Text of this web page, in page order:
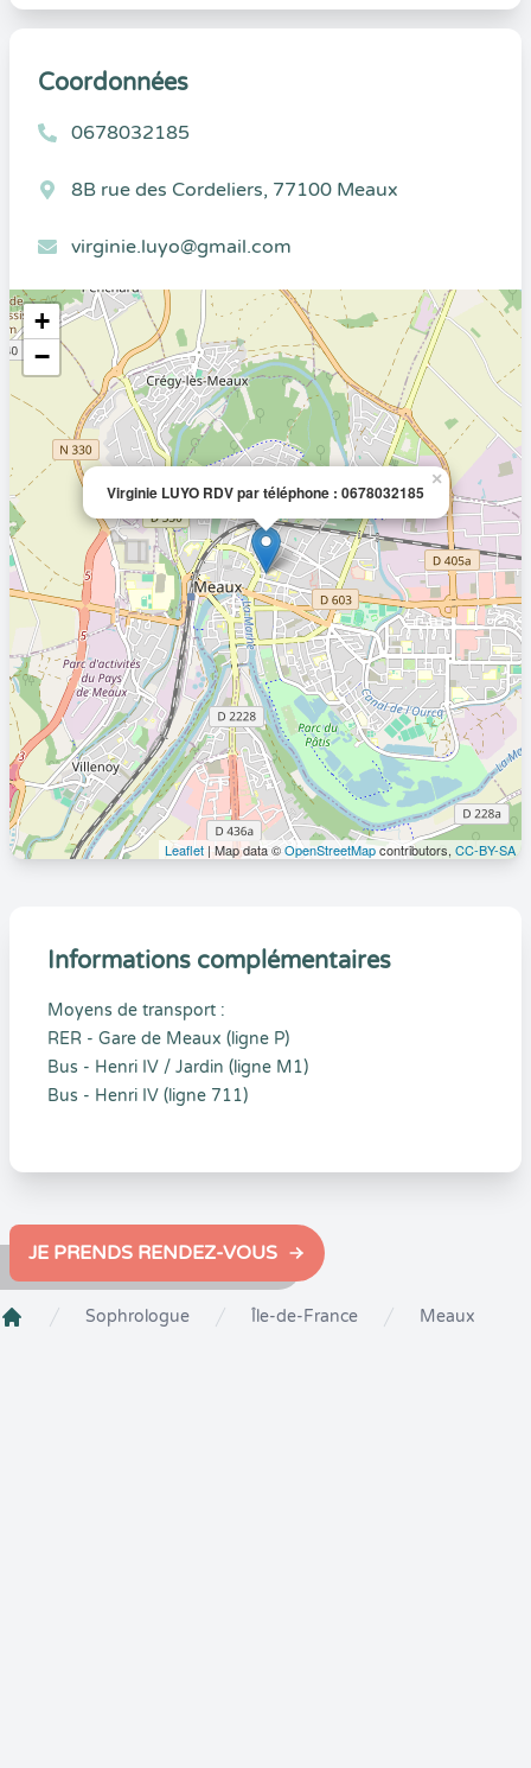
Coordonnées
0678032185
8B rue des Cordeliers, 77100 Meaux
virginie.luyo@gmail.com
Virginie LUYO RDV par téléphone : 0678032185
×
+
−
Leaflet | Map data ©OpenStreetMapcontributors, CC-BY-SA
Informations complémentaires
Moyens de transport :
RER - Gare de Meaux (ligne P)
Bus - Henri IV / Jardin (ligne M1)
Bus - Henri IV (ligne 711)
JE PRENDS RENDEZ-VOUS
Sophrologue Île-de-France Meaux